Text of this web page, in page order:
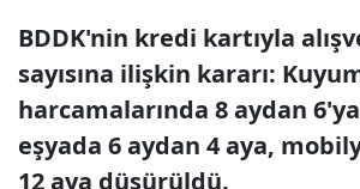
BDDK'nin kredi kartıyla
sayısına ilişkin kararı:
harcamalarında 8 aydan
eşyada 6 aydan 4 aya,
12 aya düşürüldü.